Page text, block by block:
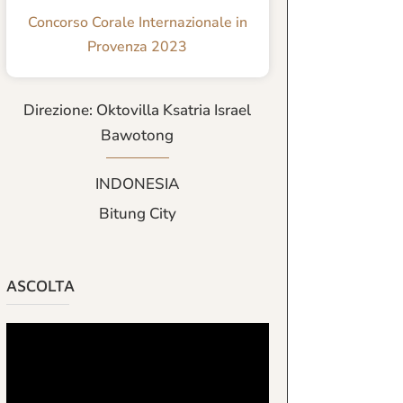
Concorso Corale Internazionale in
Provenza 2023
Direzione: Oktovilla Ksatria Israel
Bawotong
INDONESIA
Bitung City
ASCOLTA